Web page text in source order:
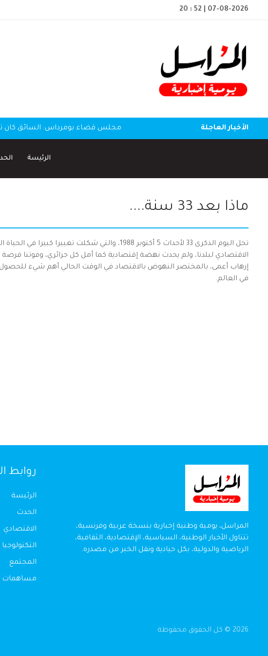
20 : 52 | 07-08-2026
الأخبار العاجلة مجلس قضاء بومرداس: السائق كان
الرئيسة
ماذا بعد 33 سنة....
تحل اليوم الذكرى 33 لأحداث 5 أكتوبر 1988، والتي شكلت
الاقتصادي لبلدنا، ولم يحدث نهضة إقتصادية كما أمل كل جزائري، وفوتنا
إرهاب أعمى، بالمختصر النهوض بالاقتصاد في الوقت الحالي أهم شيء
في العالم.
المراسل، يومية وطنية إخبارية بنسخة عربية وفرنسية،
تتناول الأخبار الوطنية، السياسية، الإقتصادية، الثقافية،
الرياضية والدولية، بكل حيادية ونقل الخبر من مصدره.
روابط
الرئيسة
الحدث
الاقتصادي
التكنولوجيا
المجتمع
مساهمات
2026 © كل الحقوق محفوظة